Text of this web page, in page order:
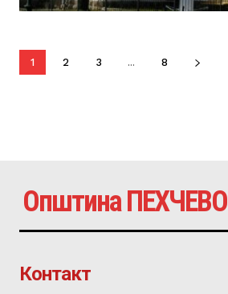
1 2 3 ... 8
Општина ПЕХЧЕВО
Контакт